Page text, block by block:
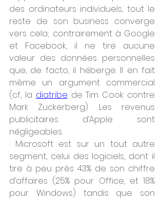
des ordinateurs individuels, tout le
reste de son business converge
vers cela; contrairement à Google
et Facebook, il ne tire aucune
valeur des données personnelles
que, de facto, il héberge. Il en fait
même un argument commercial
(cf, la diatribe de Tim Cook contre
Mark Zuckerberg). Les revenus
publicitaires d’Apple sont
négligeables.
· Microsoft est sur un tout autre
segment, celui des logiciels, dont il
tire à peu près 43% de son chiffre
d’affaires (25% pour Office, et 18%
pour Windows) tandis que son